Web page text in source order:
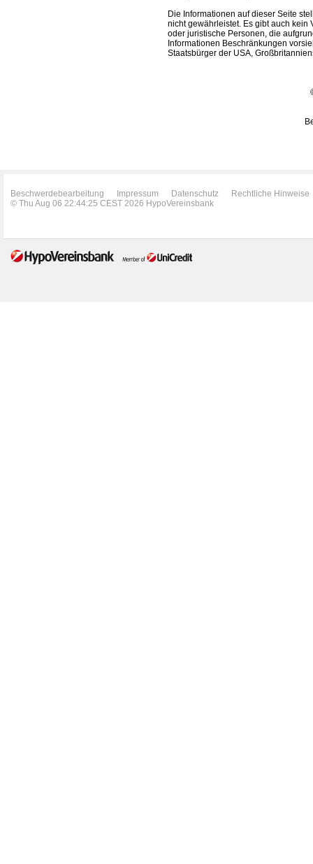
Die Informationen auf dieser Seite
nicht gewährleistet. Es gibt auch kein
oder juristische Personen, die
Informationen Beschränkungen
Staatsbürger der USA,
Beschwerdebearbeitung Impressum Datenschutz
Rechtliche Hinweise
© Thu Aug 06 22:44:25 CEST 2026 HypoVereinsbank